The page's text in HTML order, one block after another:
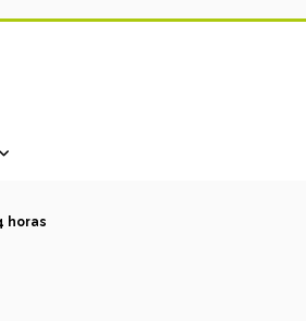
horas